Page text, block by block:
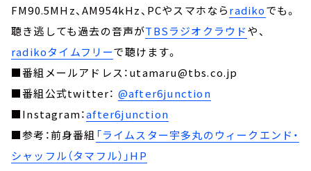
FM90.5MHz、AM954kHz、PCやスマホならradikoでも。
聴き逃しても過去の音声がTBSラジオクラウドや、
radikoタイムフリーで聴けます。
■番組メールアドレス：utamaru@tbs.co.jp
■番組公式twitter： @after6junction
■Instagram：after6junction
■参考：前身番組 「ライムスター宇多丸のウィークエンド・
シャッフル（タマフル）」HP